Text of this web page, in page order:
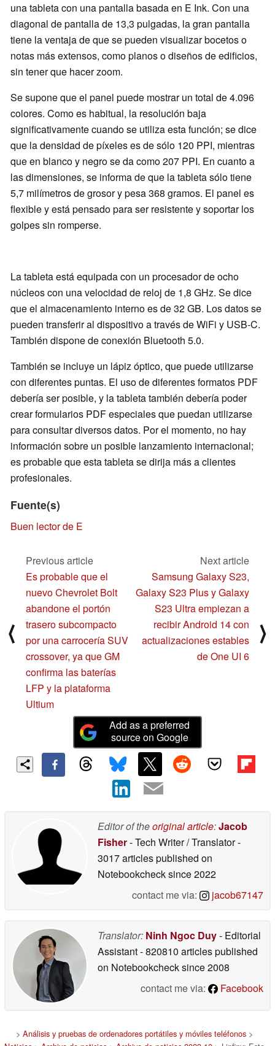
una tableta con una pantalla basada en E Ink. Con una
diagonal de pantalla de 13,3 pulgadas, la gran pantalla
tiene la ventaja de que se pueden visualizar bocetos o
notas más extensos, como planos o diseños de edificios,
sin tener que hacer zoom.
Se supone que el panel puede mostrar un total de 4.096
colores. Como es habitual, la resolución baja
significativamente cuando se utiliza esta función; se dice
que la densidad de píxeles es de sólo 120 PPI, mientras
que en blanco y negro se da como 207 PPI. En cuanto a
las dimensiones, se informa de que la tableta sólo tiene
5,7 milímetros de grosor y pesa 368 gramos. El panel es
flexible y está pensado para ser resistente y soportar los
golpes sin romperse.
La tableta está equipada con un procesador de ocho
núcleos con una velocidad de reloj de 1,8 GHz. Se dice
que el almacenamiento interno es de 32 GB. Los datos se
pueden transferir al dispositivo a través de WiFi y USB-C.
También dispone de conexión Bluetooth 5.0.
También se incluye un lápiz óptico, que puede utilizarse
con diferentes puntas. El uso de diferentes formatos PDF
debería ser posible, y la tableta también debería poder
crear formularios PDF especiales que puedan utilizarse
para consultar diversos datos. Por el momento, no hay
información sobre un posible lanzamiento internacional;
es probable que esta tableta se dirija más a clientes
profesionales.
Fuente(s)
Buen lector de E
⟨
Previous article
Es probable que el
nuevo Chevrolet Bolt
abandone el portón
trasero subcompacto
por una carrocería SUV
crossover, ya que GM
confirma las baterías
LFP y la plataforma
Ultium
Next article
Samsung Galaxy S23,
Galaxy S23 Plus y Galaxy
S23 Ultra empiezan a
recibir Android 14 con
actualizaciones estables
de One UI 6
⟩
Add as a preferred
source on Google
Editor of theoriginal article:Jacob
Fisher- Tech Writer / Translator-
3017 articles published on
Notebookchecksince 2022
contact me via:
jacob67147
Translator: Ninh Ngoc Duy- Editorial
Assistant- 820810 articles published
on Notebookchecksince 2008
contact me via:
Facebook
> Análisis y pruebas de ordenadores portátiles y móviles teléfonos >